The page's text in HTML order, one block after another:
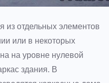
из отдельных элементов
или в некоторых
на уровне нулевой
здания. В